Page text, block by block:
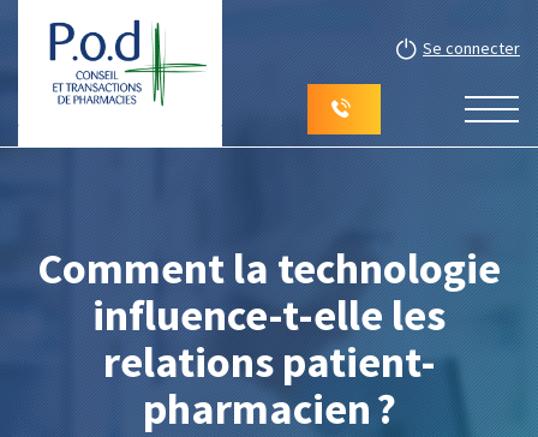
Se connecter
Comment la technologie
influence-t-elle les
relations patient-
pharmacien ?